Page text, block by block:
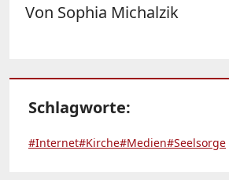
Von Sophia Michalzik
Schlagworte:
#Internet#Kirche#Medien#Seelsorge